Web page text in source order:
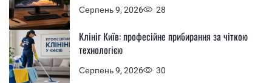
Серпень 9, 2026 28
Серпень 9, 2026 30
Клініг Київ: професійне прибирання за чіткою
технологією